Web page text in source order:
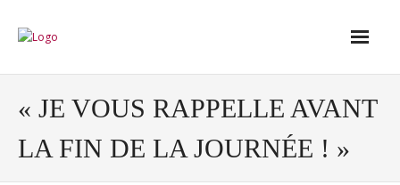
Accueil
Conseil
« JE VOUS RAPPELLE AVANT
LA FIN DE LA JOURNÉE ! »